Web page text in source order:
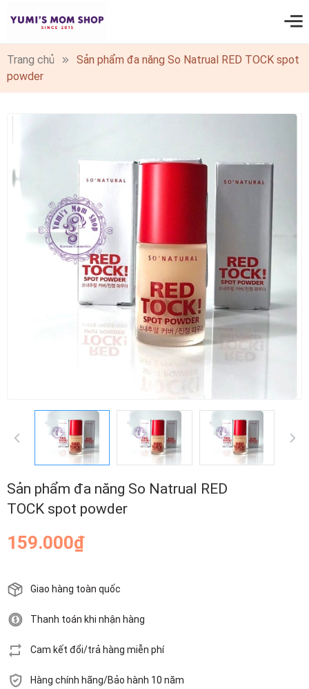
0
Trang chủ
Sản phẩm đa năng So Natrual RED TOCK spot
powder
Sản phẩm đa năng So Natrual RED
TOCK spot powder
159.000₫
Giao hàng toàn quốc
Thanh toán khi nhận hàng
Cam kết đổi/trả hàng miễn phí
Hàng chính hãng/Bảo hành 10 năm